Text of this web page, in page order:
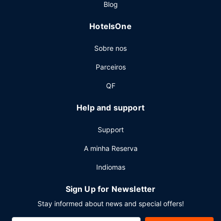
bares/lounges. Comece as suas manhãs da melhor forma
diariamente entre as 7:30 e as 10:00.
a seco, assistência multilingue e armazenamento de
bagagem. Há estacionamento no local.
Blog
HotelsOne
Sobre nos
Parceiros
QF
Help and support
Support
A minha Reserva
Indiomas
Sign Up for Newsletter
Stay informed about news and special offers!